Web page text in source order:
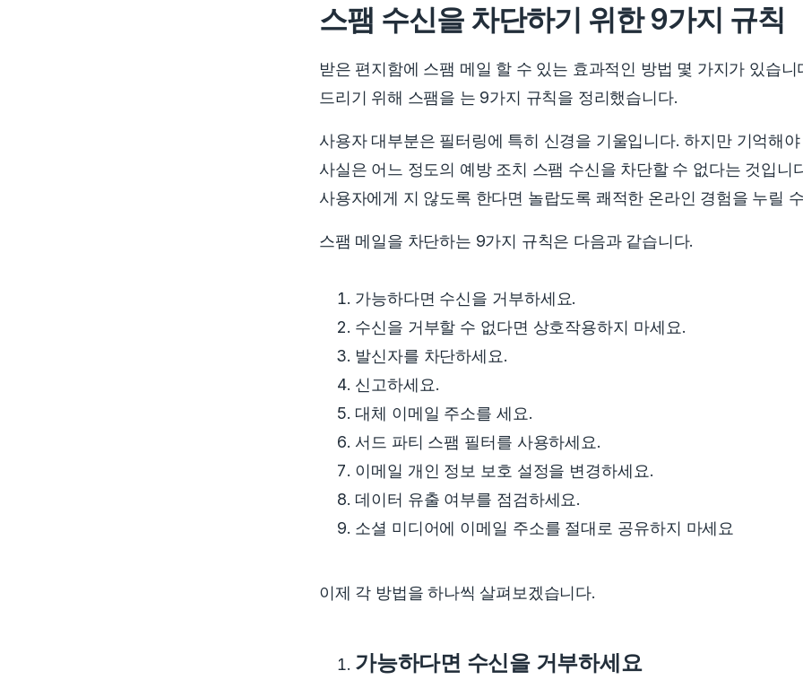
스팸 수신을 차단하기 위한 9가지 규칙
받은 편지함에 스팸 메일 할 수 있는 효과적인 방법 몇 가지가 있습니
드리기 위해 스팸을 는 9가지 규칙을 정리했습니다.
사용자 대부분은 필터링에 특히 신경을 기울입니다. 하지만 기억해
사실은 어느 정도의 예방 조치 스팸 수신을 차단할 수 없다는 것입니
사용자에게 지 않도록 한다면 놀랍도록 쾌적한 온라인 경험을 누릴
스팸 메일을 차단하는 9가지 규칙은 다음과 같습니다.
가능하다면 수신을 거부하세요.
수신을 거부할 수 없다면 상호작용하지 마세요.
발신자를 차단하세요.
신고하세요.
대체 이메일 주소를 세요.
서드 파티 스팸 필터를 사용하세요.
이메일 개인 정보 보호 설정을 변경하세요.
데이터 유출 여부를 점검하세요.
소셜 미디어에 이메일 주소를 절대로 공유하지 마세요
이제 각 방법을 하나씩 살펴보겠습니다.
가능하다면 수신을 거부하세요